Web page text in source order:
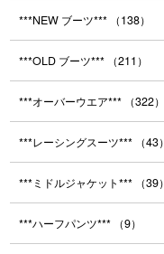
***NEW ブーツ*** （138）
***OLD ブーツ*** （211）
***オーバーウエア*** （322）
***レーシングスーツ*** （43）
***ミドルジャケット*** （39）
***ハーフパンツ*** （9）